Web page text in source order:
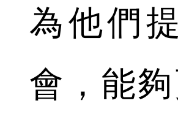
為他們
會，能